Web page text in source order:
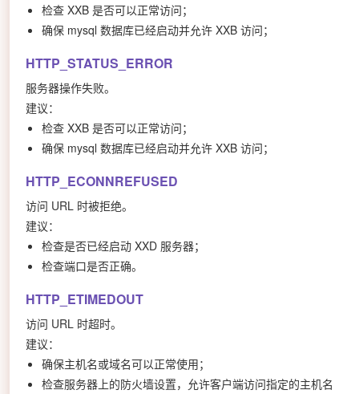
检查 XXB 是否可以正常访问；
确保 mysql 数据库已经启动并允许 XXB 访问；
HTTP_STATUS_ERROR
服务器操作失败。
建议：
检查 XXB 是否可以正常访问；
确保 mysql 数据库已经启动并允许 XXB 访问；
HTTP_ECONNREFUSED
访问 URL 时被拒绝。
建议：
检查是否已经启动 XXD 服务器；
检查端口是否正确。
HTTP_ETIMEDOUT
访问 URL 时超时。
建议：
确保主机名或域名可以正常使用；
检查服务器上的防火墙设置，允许客户端访问指定的主机名